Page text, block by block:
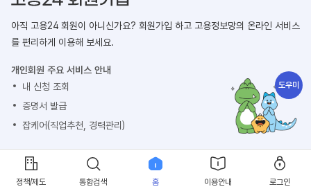
아직 고용24 회원이 아니신가요? 회원가입 하고 고용정보망의 온라인 서비스
를 편리하게 이용해 보세요.
개인회원 주요 서비스 안내
내 신청 조회
증명서 발급
잡케어(직업추천, 경력관리)
회원가입 하기
도우미
정책/제도 통합검색 홈 이용안내 로그인